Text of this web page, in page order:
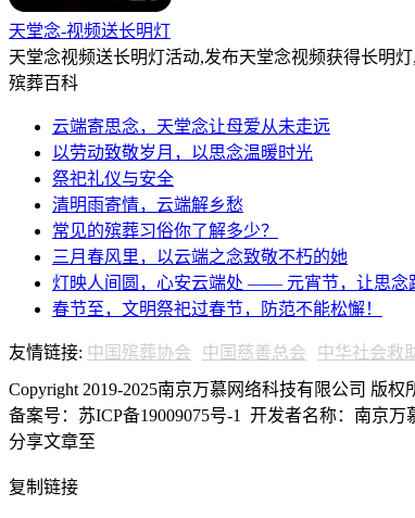
天堂念-视频送长明灯
天堂念视频送长明灯活动,发布天堂念视频获得长明
殡葬百科
云端寄思念，天堂念让母爱从未走远
以劳动致敬岁月，以思念温暖时光
祭祀礼仪与安全
清明雨寄情，云端解乡愁
常见的殡葬习俗你了解多少？
三月春风里，以云端之念致敬不朽的她
灯映人间圆，心安云端处 —— 元宵节，让思念
春节至，文明祭祀过春节，防范不能松懈！
友情链接: 中国殡葬协会 中国慈善总会 中华社会救
Copyright 2019-2025南京万慕网络科技有限公司 版权
备案号：苏ICP备19009075号-1
开发者名称：南京万
分享文章至
复制链接